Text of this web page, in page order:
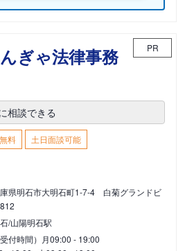
ぎゃ法律事務
PR
相談できる
料
土日面談可能
県明石市大明石町1-7-4 白菊グランドビ
/山陽明石駅
受付時間） 月09:00 - 19:00